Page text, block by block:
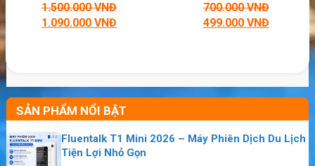
USB 3G Wifi Router MPR M1 Giá Rẻ Nhất
Huawei E5575 – Bộ Phát Wifi Chuẩn 4G Tốc Độ Cao
150 Mbps
1.500.000VNĐ
1.090.000 VNĐ
700.000VNĐ
499.000 VNĐ
SẢN PHẨM NỔI BẬT
Fluentalk T1 Mini 2026 – Máy Phiên Dịch Du Lịch
Tiện Lợi Nhỏ Gọn